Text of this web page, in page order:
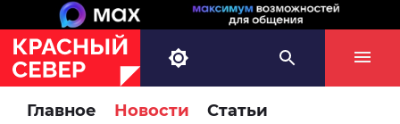
Главное Новости Статьи